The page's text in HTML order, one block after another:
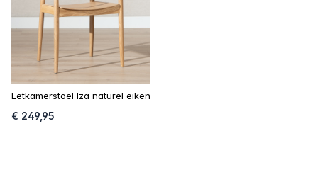
Eetkamerstoel Iza naturel eiken
€ 249,95